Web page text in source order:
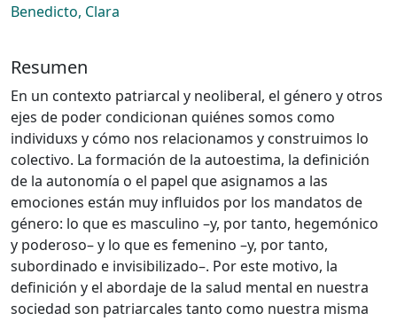
Benedicto, Clara
Resumen
En un contexto patriarcal y neoliberal, el género y otros
ejes de poder condicionan quiénes somos como
individuxs y cómo nos relacionamos y construimos lo
colectivo. La formación de la autoestima, la definición
de la autonomía o el papel que asignamos a las
emociones están muy influidos por los mandatos de
género: lo que es masculino –y, por tanto, hegemónico
y poderoso– y lo que es femenino –y, por tanto,
subordinado e invisibilizado–. Por este motivo, la
definición y el abordaje de la salud mental en nuestra
sociedad son patriarcales tanto como nuestra misma